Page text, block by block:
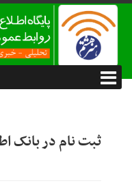
ثبت نام در بانک